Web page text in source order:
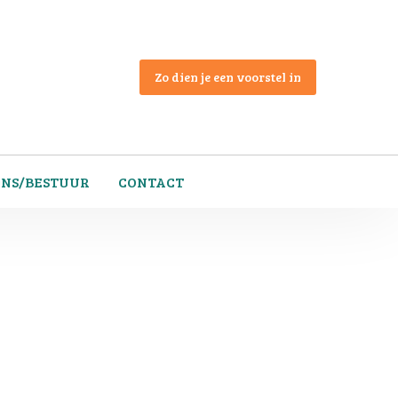
Zo dien je een voorstel in
BESTUUR CONTACT